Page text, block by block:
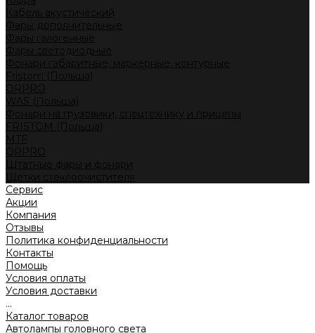
Кабель акустический
Фары дополнительные
Фары галогенные
Фары светодиодные
Фонари габаритные, маркерные, контурные
Fristom (Польша)
ORPRO
WAS (Польша)
Фонари на грузовики, спецтехнику и прицепы
FRISTOM (Польша)
MTF
ORPRO
Штатные фары и фонари
Щетки стеклоочистителя
Сервис
Акции
Компания
Отзывы
Политика конфиденциальности
Контакты
Помощь
Условия оплаты
Условия доставки
...
Каталог товаров
Автолампы головного света